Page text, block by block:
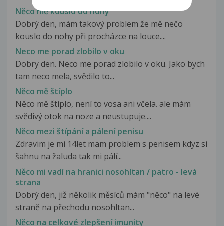
Něco mě kouslo do nohy
Dobrý den, mám takový problem že mě nečo
kouslo do nohy při procházce na louce....
Neco me porad zlobilo v oku
Dobry den. Neco me porad zlobilo v oku. Jako bych
tam neco mela, svědilo to...
Něco mě štíplo
Něco mě štíplo, není to vosa ani včela. ale mám
svědivý otok na noze a neustupuje....
Něco mezi štípání a pálení penisu
Zdravim je mi 14let mam problem s penisem kdyz si
šahnu na žaluda tak mi pálí...
Něco mi vadí na hranici nosohltan / patro - levá
strana
Dobrý den, již několik měsíců mám "něco" na levé
straně na přechodu nosohltan...
Něco na celkové zlepšení imunity